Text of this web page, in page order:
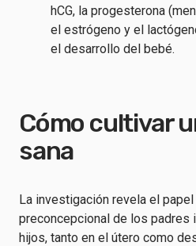
hCG, la progesterona
el estrógeno y el
el desarrollo del bebé.
Cómo cultivar
sana
La investigación revela el papel
preconcepcional de los padres
hijos, tanto en el útero como